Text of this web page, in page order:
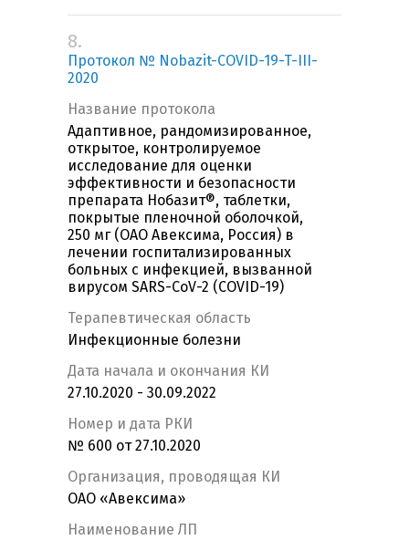
8.
Протокол № Nobazit-COVID-19-T-III-
2020
Название протокола
Адаптивное, рандомизированное,
открытое, контролируемое
исследование для оценки
эффективности и безопасности
препарата Нобазит®, таблетки,
покрытые пленочной оболочкой,
250 мг (ОАО Авексима, Россия) в
лечении госпитализированных
больных с инфекцией, вызванной
вирусом SARS-CoV-2 (COVID-19)
Терапевтическая область
Инфекционные болезни
Дата начала и окончания КИ
27.10.2020 - 30.09.2022
Номер и дата РКИ
№ 600 от 27.10.2020
Организация, проводящая КИ
ОАО «Авексима»
Наименование ЛП